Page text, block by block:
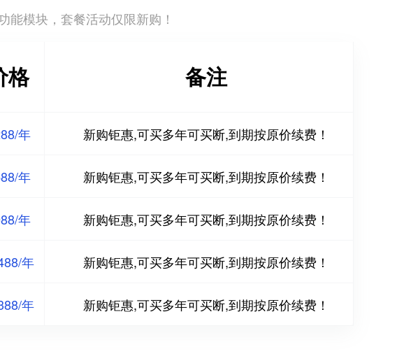
能模块，套餐活动仅限新购！
格 备注
年 新购钜惠,可买多年可买断,到期按原价续费！
年 新购钜惠,可买多年可买断,到期按原价续费！
年 新购钜惠,可买多年可买断,到期按原价续费！
年 新购钜惠,可买多年可买断,到期按原价续费！
年 新购钜惠,可买多年可买断,到期按原价续费！